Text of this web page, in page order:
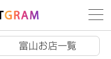
富山お店一覧